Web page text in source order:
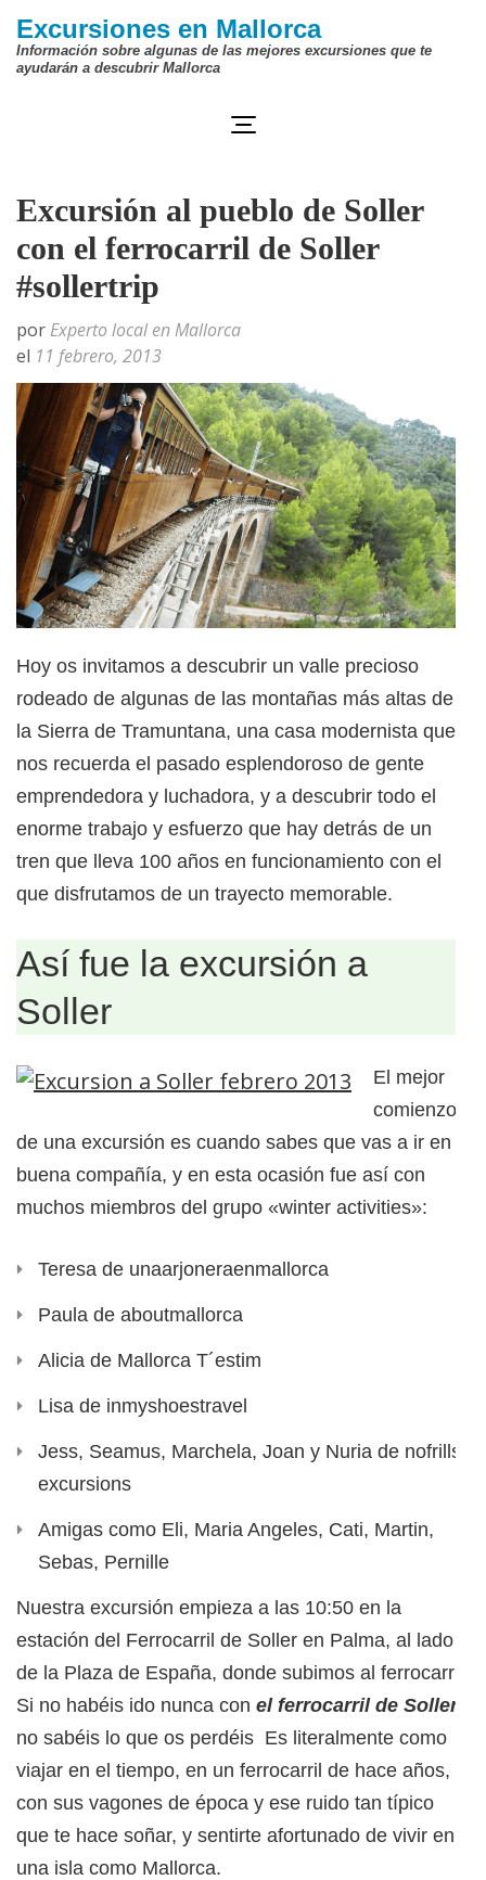
Saltar
contenido
Intro)
Excursiones en Mallorca
Información sobre algunas de las mejores excursiones que te
ayudarán a descubrir Mallorca
Excursión al pueblo de Soller
con el ferrocarril de Soller
#sollertrip
por Experto local en Mallorca
el 11 febrero, 2013
Hoy os invitamos a descubrir un valle precioso
rodeado de algunas de las montañas más altas de
la Sierra de Tramuntana, una casa modernista que
nos recuerda el pasado esplendoroso de gente
emprendedora y luchadora, y a descubrir todo el
enorme trabajo y esfuerzo que hay detrás de un
tren que lleva 100 años en funcionamiento con el
que disfrutamos de un trayecto memorable.
Así fue la excursión a
Soller
El mejor
comienzo
de una excursión es cuando sabes que vas a ir en
buena compañía, y en esta ocasión fue así con
muchos miembros del grupo «winter activities»:
Teresa de unaarjoneraenmallorca
Paula de aboutmallorca
Alicia de Mallorca T´estim
Lisa de inmyshoestravel
Jess, Seamus, Marchela, Joan y Nuria de nofrills
excursions
Amigas como Eli, Maria Angeles, Cati, Martin,
Sebas, Pernille
Nuestra excursión empieza a las 10:50 en la
estación del Ferrocarril de Soller en Palma, al lado
de la Plaza de España, donde subimos al ferrocarril.
Si no habéis ido nunca con el ferrocarril de Soller
no sabéis lo que os perdéis Es literalmente como
viajar en el tiempo, en un ferrocarril de hace años,
con sus vagones de época y ese ruido tan típico
que te hace soñar, y sentirte afortunado de vivir en
una isla como Mallorca.